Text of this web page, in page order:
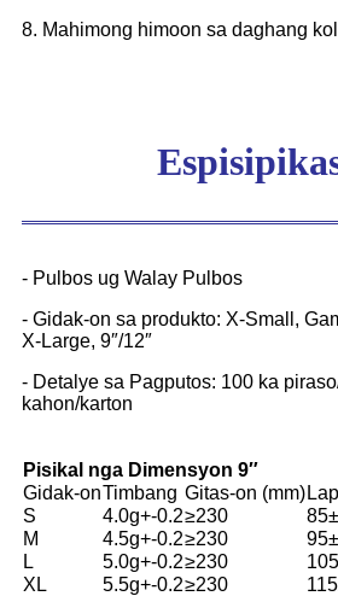
8. Mahimong himoon sa daghang
- Pulbos ug Walay Pulbos
- Gidak-on sa produkto: X-Small,
X-Large, 9″/12″
- Detalye sa Pagputos: 100 ka
kahon/karton
Pisikal nga Dimensyon 9″
Gidak-onTimbang Gitas-on (mm)
S
4.0g+-0.2≥230
M
4.5g+-0.2≥230
L
5.0g+-0.2≥230
XL
5.5g+-0.2≥230